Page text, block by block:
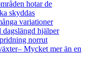
hotar de
skyddas
variationer
dagslängd hjälper
norrut
Mycket mer än en